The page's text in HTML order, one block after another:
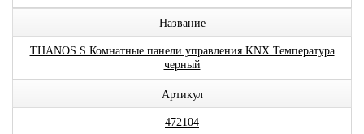
Название
THANOS S Комнатные панели управления KNX Температура
черный
Артикул
472104